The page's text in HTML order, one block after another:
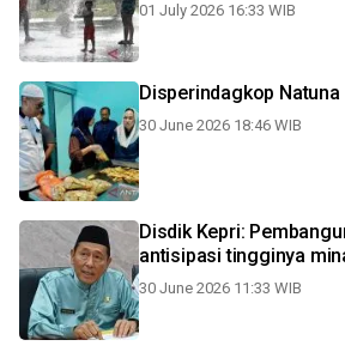
01 July 2026 16:33 WIB
Disperindagkop Natuna
30 June 2026 18:46 WIB
Disdik Kepri:
antisipasi tingginya
30 June 2026 11:33 WIB